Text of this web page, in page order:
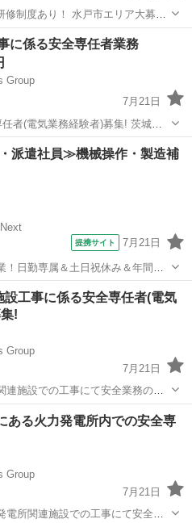
修制度あり！ 水戸市エリア大募
マン
に係る安全専任者業務
Group
7月21日
者(電気業務経験者)募集! 茨城県
での工事にて安全業務の経験者を
力発電所、プラント関係などで安
派遣社員≫機械操作・製造補
提携サイト 7月21日
日勤専属＆土日祝休み＆年間休
イカー通勤OK＆無料駐車場あり
《茨城県常陸大宮市》 人気の
その他
設工事に係る安全専任者(電気
!
Group
7月21日
連施設での工事にて安全業務の経
、原子力発電所、プラント関係な
。 業務内容:安全管理業務(電気業
ある火力発電所内での安全専
Group
7月21日
電所関連施設での工事にて安全業